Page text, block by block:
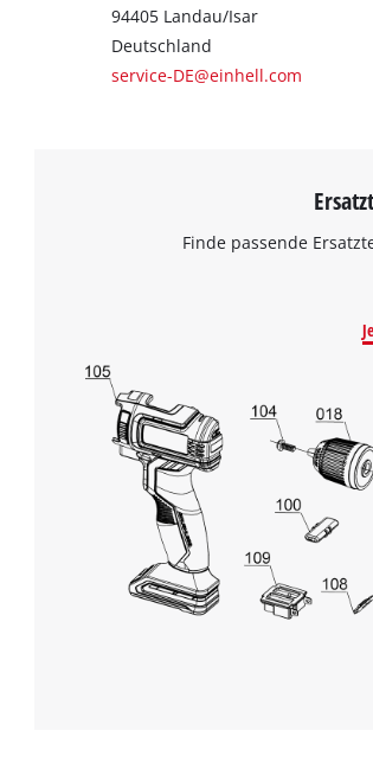
94405 Landau/Isar
Deutschland
service-DE@einhell.com
Finde passende